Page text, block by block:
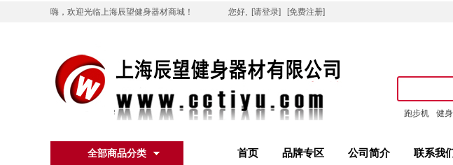
嗨，欢迎光临上海辰望健身器材商城！ 您好, [请登录] [免费注册]
跑步机 健
全部商品分类 首页 品牌专区 公司简介 联系我